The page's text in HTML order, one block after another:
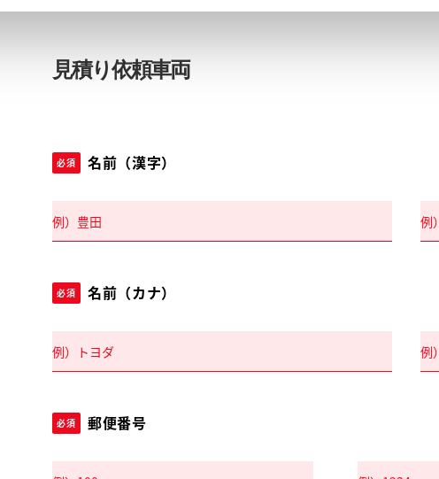
択見積り依頼車両
必須 名前（漢字）
必須 名前（カナ）
必須 郵便番号